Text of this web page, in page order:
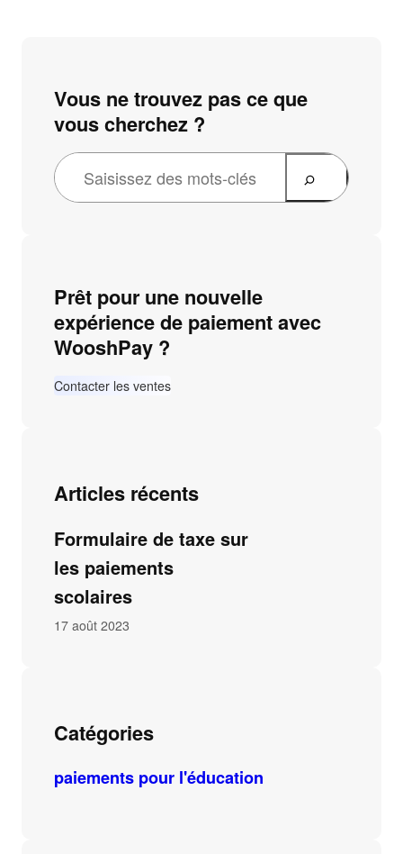
Vous ne trouvez pas ce que
vous cherchez ?
Prêt pour une nouvelle
expérience de paiement avec
WooshPay ?
Contacter les ventes
Articles récents
Formulaire de taxe sur
les paiements
scolaires
17 août 2023
Catégories
paiements pour l'éducation